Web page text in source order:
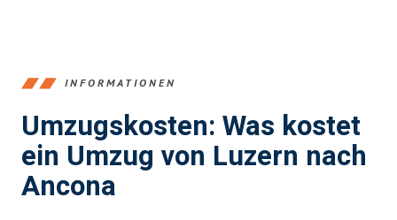
INFORMATIONEN
Umzugskosten: Was kostet
ein Umzug von Luzern nach
Ancona